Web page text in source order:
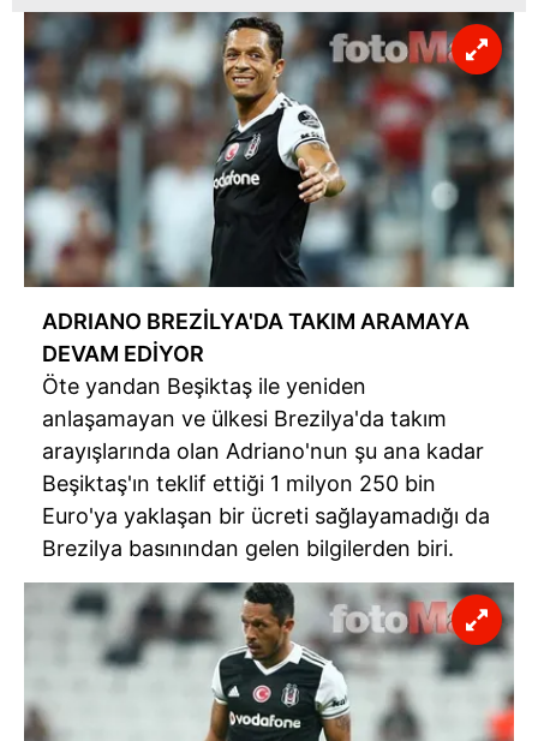
vasıtasıyla belirleyebilirsiniz. Çerezlere ilişkin detaylı bilgi
için Ayarlar butonuna tıklayabilir,Çerez Bilgilendirme
Metnimiziziyaret edebilirsiniz.
6698 sayılı Kişisel Verilerin Korunması Kanunu uyarınca
hazırlanmış Aydınlatma Metnimizi okumak ve sitemizde
ilgili mevzuata uygun olarak kullanılan çerezlerle ilgili bilgi
almak için lütfen
tıklayınız
ADRIANO BREZİLYA'DA TAKIM ARAMAYA
DEVAM EDİYOR
Öte yandan Beşiktaş ile yeniden
anlaşamayan ve ülkesi Brezilya'da takım
arayışlarında olan Adriano'nun şu ana kadar
Beşiktaş'ın teklif ettiği 1 milyon 250 bin
Euro'ya yaklaşan bir ücreti sağlayamadığı da
Brezilya basınından gelen bilgilerden biri.